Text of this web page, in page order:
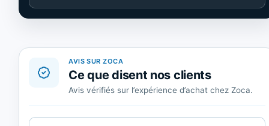
de
Trusted
AVIS SUR ZOCA
Ce que disent nos clients
Avis vérifiés sur l’expérience d’achat chez Zoca.